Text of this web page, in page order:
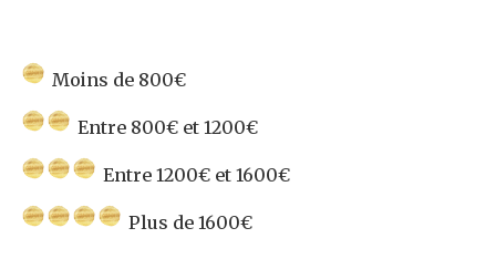
Moins de 800€
Entre 800€ et 1200€
Entre 1200€ et 1600€
Plus de 1600€